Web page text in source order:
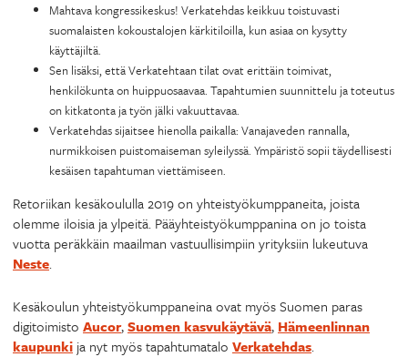
Mahtava kongressikeskus! Verkatehdas keikkuu toistuvasti
suomalaisten kokoustalojen kärkitiloilla, kun asiaa on kysytty
käyttäjiltä.
Sen lisäksi, että Verkatehtaan tilat ovat erittäin toimivat,
henkilökunta on huippuosaavaa. Tapahtumien suunnittelu ja toteutus
on kitkatonta ja työn jälki vakuuttavaa.
Verkatehdas sijaitsee hienolla paikalla: Vanajaveden rannalla,
nurmikkoisen puistomaiseman syleilyssä. Ympäristö sopii täydellisesti
kesäisen tapahtuman viettämiseen.
Retoriikan kesäkoululla 2019 on yhteistyökumppaneita, joista
olemme iloisia ja ylpeitä. Pääyhteistyökumppanina on jo toista
vuotta peräkkäin maailman vastuullisimpiin yrityksiin lukeutuva
Neste.
Kesäkoulun yhteistyökumppaneina ovat myös Suomen paras
digitoimisto Aucor,Suomen kasvukäytävä, Hämeenlinnan
kaupunki ja nyt myös tapahtumatalo Verkatehdas.